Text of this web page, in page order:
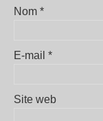
Nom *
E-mail *
Site web